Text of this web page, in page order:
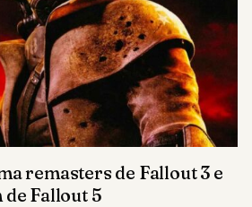
remasters de Fallout 3 e
de Fallout 5